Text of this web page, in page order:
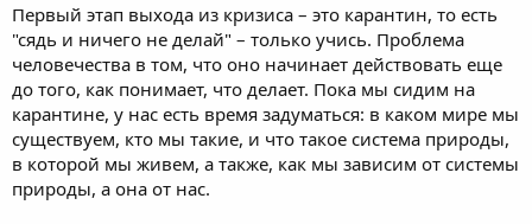
Первый этап выхода из кризиса – это карантин, то есть
"сядь и ничего не делай" – только учись. Проблема
человечества в том, что оно начинает действовать еще
до того, как понимает, что делает. Пока мы сидим на
карантине, у нас есть время задуматься: в каком мире мы
существуем, кто мы такие, и что такое система природы,
в которой мы живем, а также, как мы зависим от системы
природы, а она от нас.